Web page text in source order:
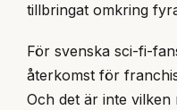
tillbringat omkring
För svenska sci-fi-
återkomst för
Och det är inte vilken